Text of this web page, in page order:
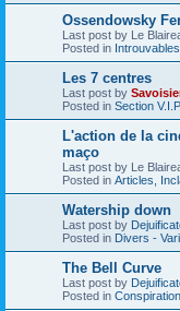
Ossendowsky
Last post by Le
Posted in
Les 7 centres
Last post by
Posted in Section V.I.P
L'action de la
maço
Last post by Le
Posted in Articles,
Watership down
Last post by
Posted in Divers -
The Bell Curve
Last post by
Posted in